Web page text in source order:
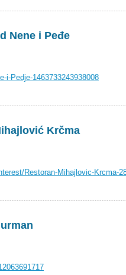
Nene i Peđe
i-Pedje-1463733243938008
Krčma
Restoran-Mihajlovic-Krcma-